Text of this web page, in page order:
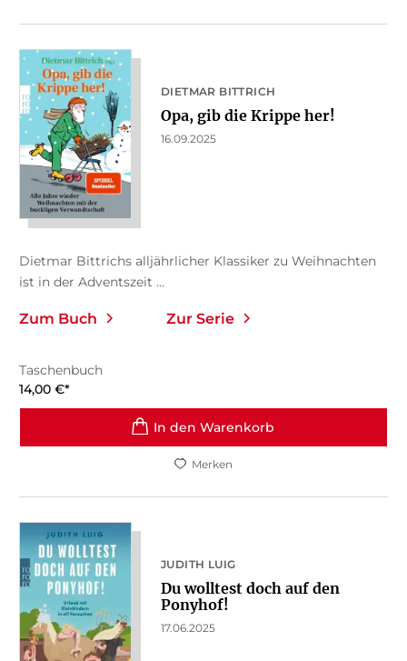
DIETMAR BITTRICH
Opa, gib die Krippe her!
16.09.2025
Dietmar Bittrichs alljährlicher Klassiker zu Weihnachten
ist in der Adventszeit ...
Zum Buch Zur Serie
Taschenbuch
14,00 €*
In den Warenkorb
Merken
JUDITH LUIG
Du wolltest doch auf den
Ponyhof!
17.06.2025